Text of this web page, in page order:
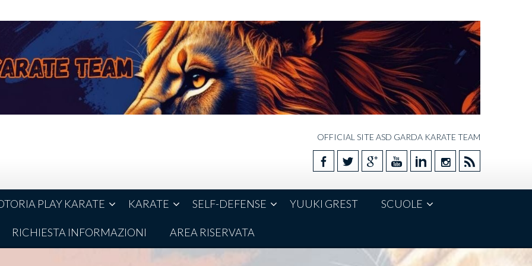
OFFICIAL SITE ASD GARDA KARATE TEAM
PLAY KARATE KARATE SELF-DEFENSE YUUKI GREST SCUOLE
RICHIESTA INFORMAZIONI AREA RISERVATA